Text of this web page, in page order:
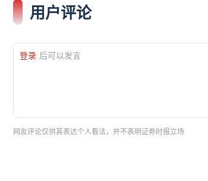
用户评论
登录 后可以发言
网友评论仅供其表达个人看法，并不表明证券时报立场